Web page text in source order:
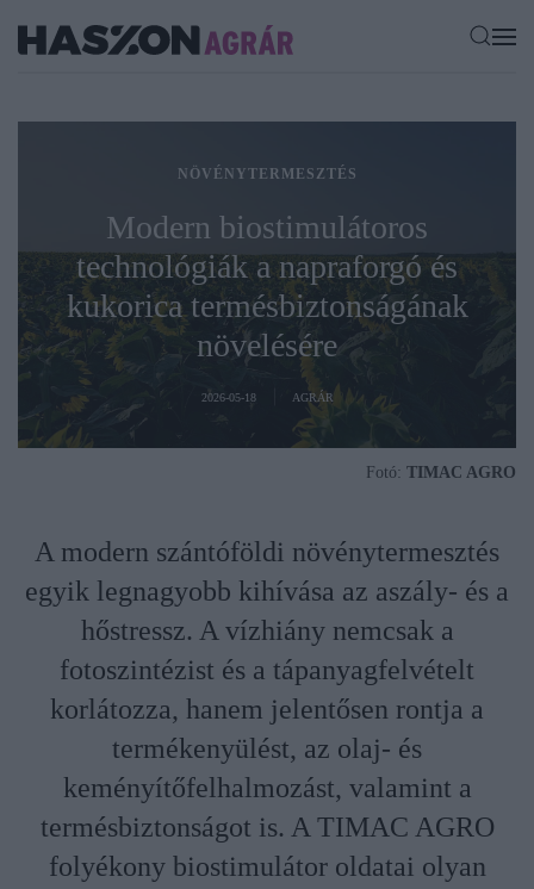
NÖVÉNYTERMESZTÉS
Modern biostimulátoros
technológiák a napraforgó és
kukorica termésbiztonságának
növelésére
2026-05-18 AGRÁR
Fotó: TIMAC AGRO
A modern szántóföldi növénytermesztés
egyik legnagyobb kihívása az aszály- és a
hőstressz. A vízhiány nemcsak a
fotoszintézist és a tápanyagfelvételt
korlátozza, hanem jelentősen rontja a
termékenyülést, az olaj- és
keményítőfelhalmozást, valamint a
termésbiztonságot is. A TIMAC AGRO
folyékony biostimulátor oldatai olyan